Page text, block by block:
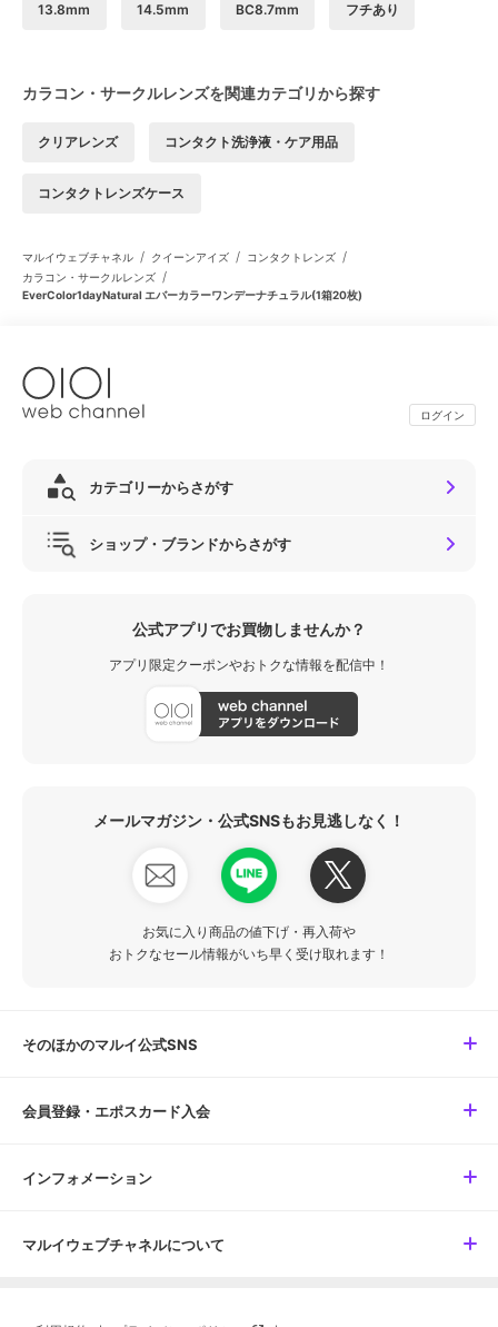
13.8mm 14.5mm BC8.7mm フチあり
カラコン・サークルレンズを関連カテゴリから探す
クリアレンズ コンタクト洗浄液・ケア用品
コンタクトレンズケース
マルイウェブチャネル / クイーンアイズ / コンタクトレンズ /
カラコン・サークルレンズ /
EverColor1dayNatural エバーカラーワンデーナチュラル(1箱20枚)
ログイン
カテゴリーからさがす
ショップ・ブランドからさがす
公式アプリでお買物しませんか？
アプリ限定クーポンやおトクな情報を配信中！
メールマガジン・公式SNSもお見逃しなく！
お気に入り商品の値下げ・再入荷や
おトクなセール情報がいち早く受け取れます！
そのほかのマルイ公式SNS
会員登録・エポスカード入会
インフォメーション
マルイウェブチャネルについて